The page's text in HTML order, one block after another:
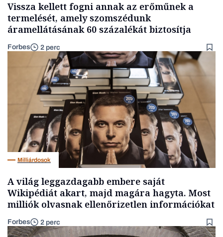
Vissza kellett fogni annak az erőműnek a
termelését, amely szomszédunk
áramellátásának 60 százalékát biztosítja
Forbes 2 perc
Milliárdosok
A világ leggazdagabb embere saját
Wikipédiát akart, majd magára hagyta. Most
milliók olvasnak ellenőrizetlen információkat
Forbes 2 perc